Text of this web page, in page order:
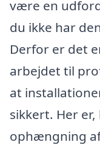
være en
du ikke har
Derfor er det
arbejdet til
at
sikkert. Her
ophængning